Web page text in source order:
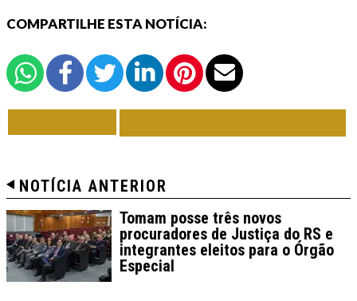
COMPARTILHE ESTA NOTÍCIA:
NOTÍCIA ANTERIOR
Tomam posse três novos
procuradores de Justiça do RS e
integrantes eleitos para o Órgão
Especial